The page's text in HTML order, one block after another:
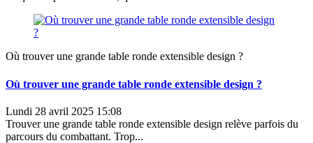
Où trouver une grande table ronde extensible design ?
Où trouver une grande table ronde extensible design ?
Lundi 28 avril 2025 15:08
Trouver une grande table ronde extensible design relève parfois du
parcours du combattant. Trop...